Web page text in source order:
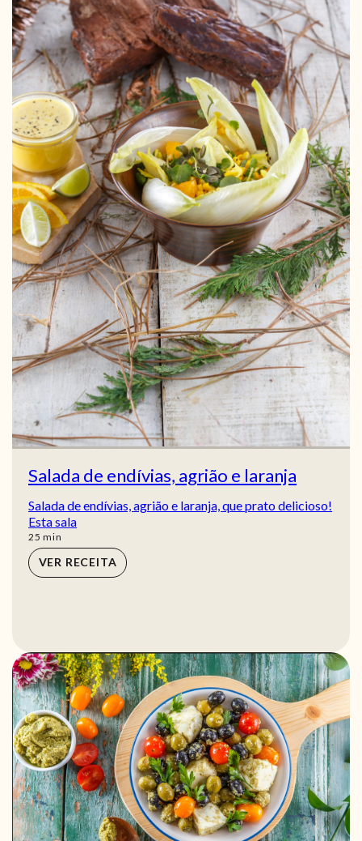
Salada de endívias, agrião e laranja
Salada de endívias, agrião e laranja, que prato delicioso!
Esta sala
25 min
min
VER RECEITA